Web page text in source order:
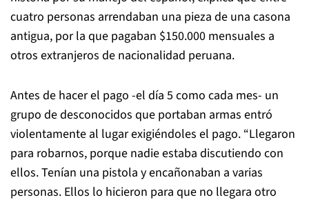
cuatro personas arrendaban una pieza de una casona
antigua, por la que pagaban $150.000 mensuales a
otros extranjeros de nacionalidad peruana.
Antes de hacer el pago -el día 5 como cada mes- un
grupo de desconocidos que portaban armas entró
violentamente al lugar exigiéndoles el pago. “Llegaron
para robarnos, porque nadie estaba discutiendo con
ellos. Tenían una pistola y encañonaban a varias
personas. Ellos lo hicieron para que no llegara otro